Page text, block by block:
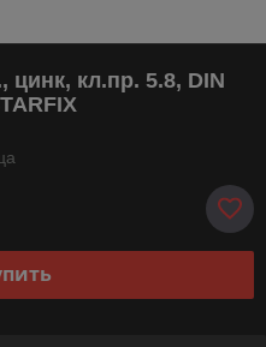
кл.пр. 5.8, DIN